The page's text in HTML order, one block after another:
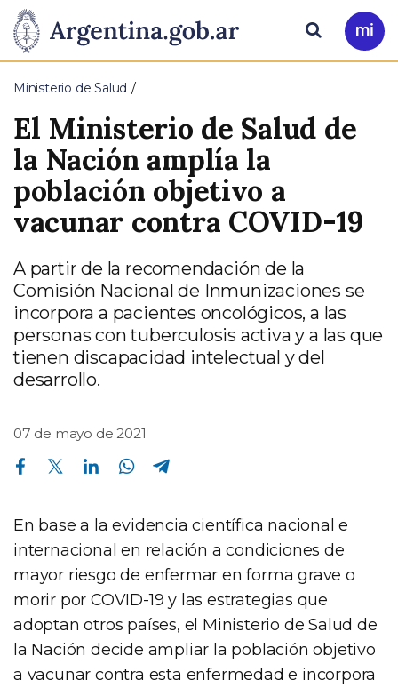
Presidencia
de
la
Nación
Pasar al contenido principal
Ir
a
Buscar
Ministerio de Salud
El Ministerio de Salud de
la Nación amplía la
población objetivo a
vacunar contra COVID-19
A partir de la recomendación de la
Comisión Nacional de Inmunizaciones se
incorpora a pacientes oncológicos, a las
personas con tuberculosis activa y a las que
tienen discapacidad intelectual y del
desarrollo.
07 de mayo de 2021
Compartir en Facebook Compartir en Twitter Compartir en Linkedin Compartir en Whatsapp
En base a la evidencia científica nacional e
internacional en relación a condiciones de
mayor riesgo de enfermar en forma grave o
morir por COVID-19 y las estrategias que
adoptan otros países, el Ministerio de Salud de
la Nación decide ampliar la población objetivo
a vacunar contra esta enfermedad e incorpora